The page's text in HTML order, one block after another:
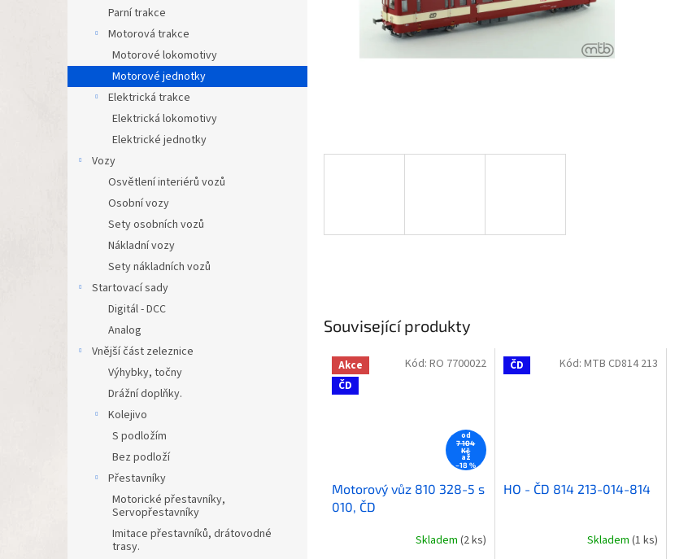
Parní trakce
Motorová trakce
Motorové lokomotivy
Motorové jednotky
Elektrická trakce
Elektrická lokomotivy
Elektrické jednotky
Vozy
Osvětlení interiérů vozů
Osobní vozy
Sety osobních vozů
Nákladní vozy
Sety nákladních vozů
Startovací sady
Digitál - DCC
Analog
Vnější část zeleznice
Výhybky, točny
Drážní doplňky.
Kolejivo
S podložím
Bez podloží
Přestavníky
Motorické přestavníky,
Servopřestavníky
Imitace přestavníků, drátovodné
trasy.
Související produkty
Akce
ČD
od
7 104
Kč
až
–18 %
Motorový vůz 810 328-5 s
010, ČD
Skladem (2 ks)
Kód: RO 7700022 ČD
HO - ČD 814 213-014-814
Skladem (1 ks)
Kód: MTB CD814 213